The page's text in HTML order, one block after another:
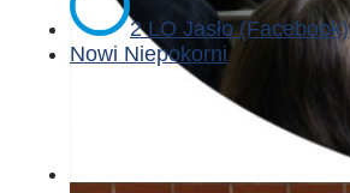
2 LO Jasło (Facebook)
Nowi Niepokorni